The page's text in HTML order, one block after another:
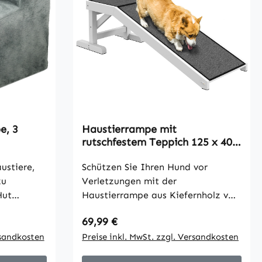
3
und
Haustierrampe mit
rutschfestem Teppich 125 x 40 x
Schützen Sie Ihren Hund vor
Verletzungen mit der
Haustierrampe aus Kiefernholz von
ermöglicht älteren und kleinen
Hunden sowie Hunden mit
Regulärer Preis:
69,99 €
Preise inkl. MwSt. zzgl. Versandkosten